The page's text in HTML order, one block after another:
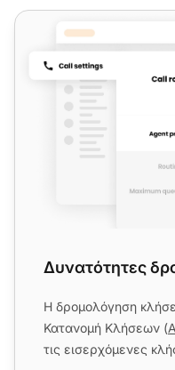
Δυνατότητες
Δυνατότητες
Η δρομολόγηση
Κατανομή Κλήσεων (
τις εισερχόμενες